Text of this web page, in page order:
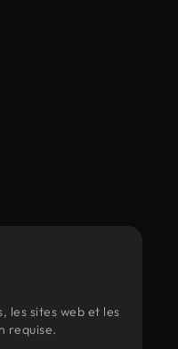
les sites web et les
requise.